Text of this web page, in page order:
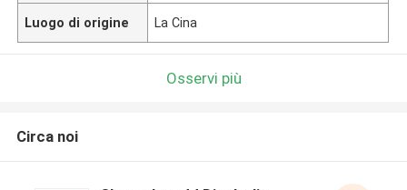
Luogo di origine La Cina
Osservi più
Circa noi